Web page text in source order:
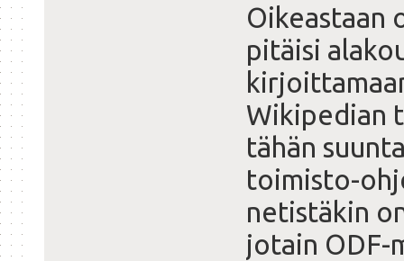
Oikeastaan
pitäisi
Wikipedian
tähän
toimisto-
netistäkin
jotain ODF-